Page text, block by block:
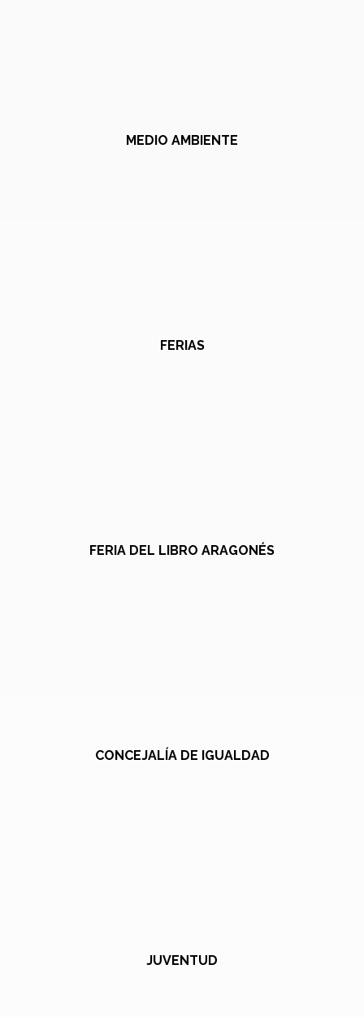
MEDIO AMBIENTE
FERIAS
FERIA DEL LIBRO ARAGONÉS
CONCEJALÍA DE IGUALDAD
JUVENTUD